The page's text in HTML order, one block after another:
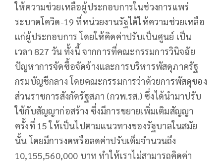
ให้ความช่วยเหลือผู้ประกอบการในช่วงการแพร่
ระบาดโควิด-19 ที่หน่วยงานรัฐได้ให้ความช่วยเหลือ
แก่ผู้ประกอบการ โดยให้คิดค่าปรับเป็นศูนย์ เป็น
เวลา 827 วัน ทั้งนี้ จากการที่คณะกรรมการวินิจฉัย
ปัญหาการจัดซื้อจัดจ้างและการบริหารพัสดุภาครัฐ
กรมบัญชีกลาง โดยคณะกรรมการว่าด้วยการพัสดุของ
ส่วนราชการสังกัดรัฐสภา (กวพ.รส.) ซึ่งได้นำมาปรับ
ใช้กับสัญญาก่อสร้าง ซึ่งมีการขยายเพิ่มเติมสัญญา
ครั้งที่ 15 ให้เป็นไปตามแนวทางของรัฐบาลในสมัย
นั้น โดยมีการงดหรือลดค่าปรับเต็มจำนวนถึง
10,155,560,000 บาท ทำให้เราไม่สามารถคิดค่า